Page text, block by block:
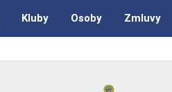
Kluby Osoby Zmluvy